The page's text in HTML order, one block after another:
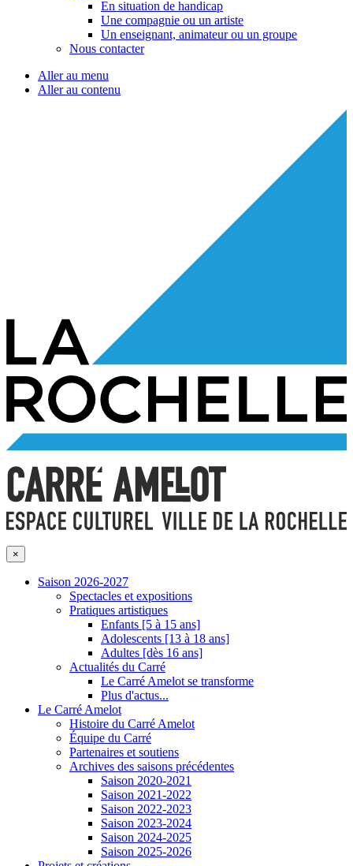
En situation de handicap
Une compagnie ou un artiste
Un enseignant, animateur ou un groupe
Nous contacter
Aller au menu
Aller au contenu
×
Saison 2026-2027
Spectacles et expositions
Pratiques artistiques
Enfants [5 à 15 ans]
Adolescents [13 à 18 ans]
Adultes [dès 16 ans]
Actualités du Carré
Le Carré Amelot se transforme
Plus d'actus...
Le Carré Amelot
Histoire du Carré Amelot
Équipe du Carré
Partenaires et soutiens
Archives des saisons précédentes
Saison 2020-2021
Saison 2021-2022
Saison 2022-2023
Saison 2023-2024
Saison 2024-2025
Saison 2025-2026